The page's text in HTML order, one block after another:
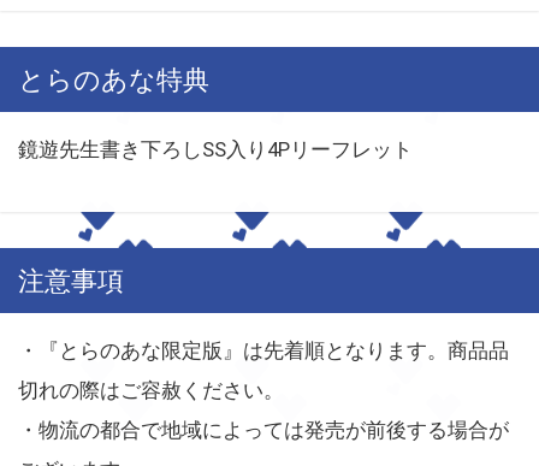
とらのあな特典
鏡遊先生書き下ろしSS入り4Pリーフレット
注意事項
・『とらのあな限定版』は先着順となります。商品品
切れの際はご容赦ください。
・物流の都合で地域によっては発売が前後する場合が